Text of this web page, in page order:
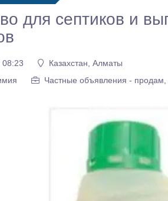
для септиков и
08:23
Казахстан, Алматы
Частные объявления -